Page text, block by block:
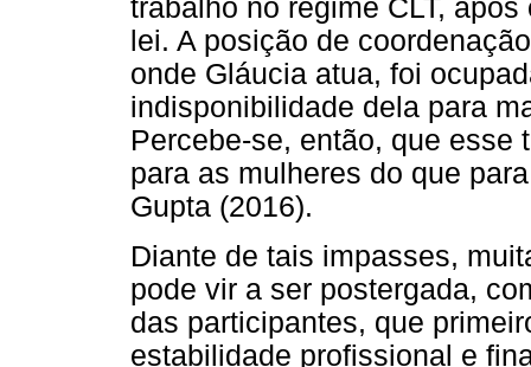
trabalho no regime CLT,
lei. A posição de
onde Gláucia atua, foi
indisponibilidade dela para
Percebe-se, então, que
para as mulheres do que
Gupta (2016).
Diante de tais impasses,
pode vir a ser postergada,
das participantes, que
estabilidade profissional e